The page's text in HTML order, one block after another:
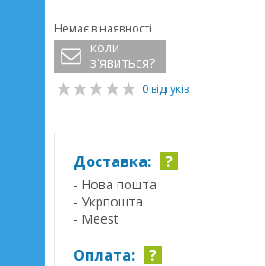
Немає в наявності
коли
з'явиться?
0 відгуків
Доставка: ?
- Нова пошта
- Укрпошта
- Meest
Оплата: ?